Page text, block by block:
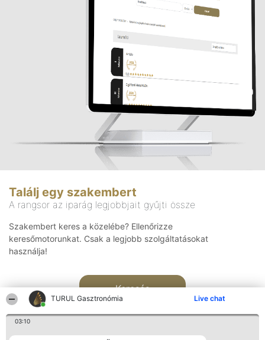
TURUL Gasztronómia Live chat
03:10
Találj egy szakembert
A rangsor az iparág legjobbjait gyűjti össze
Szakembert keres a közelébe? Ellenőrizze
keresőmotorunkat. Csak a legjobb szolgáltatásokat
használja!
Keresés